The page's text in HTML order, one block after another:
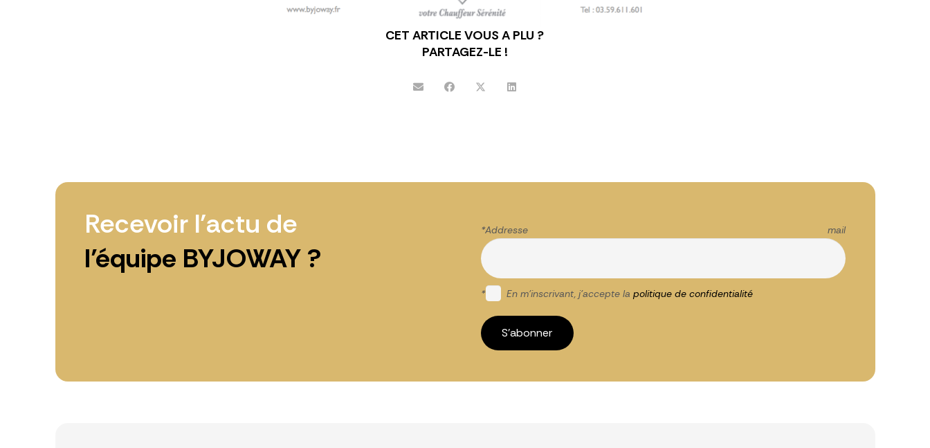
CET ARTICLE VOUS A PLU ?
PARTAGEZ-LE !
Recevoir l’actu de
l’équipe BYJOWAY ?
*Addresse mail
* En m'inscrivant, j'accepte la politique de confidentialité